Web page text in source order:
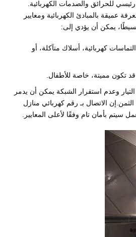
للحرائق والصدمات الكهربائية.
عميقة بالمبادئ الكهربائية ومعايير
يمكن أن يؤدي إلى:
كهربائية، أسلاك متآكلة، أو
قد تكون مميتة، خاصة للأطفال.
وعدم استقرار الشبكة يمكن أن يدمر
الثمن.إن الاتصال بـ رقم كهربائي منازل
بأمان تام وفقًا لأعلى المعايير.